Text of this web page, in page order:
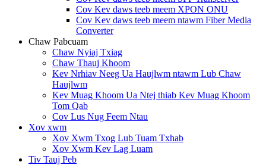
Cov Kev daws teeb meem XPON ONU
Cov Kev daws teeb meem ntawm Fiber Media
Converter
Chaw Pabcuam
Chaw Nyiaj Txiag
Chaw Thauj Khoom
Kev Nrhiav Neeg Ua Haujlwm ntawm Lub Chaw
Haujlwm
Kev Muag Khoom Ua Ntej thiab Kev Muag Khoom
Tom Qab
Cov Lus Nug Feem Ntau
Xov xwm
Xov Xwm Txog Lub Tuam Txhab
Xov Xwm Kev Lag Luam
Tiv Tauj Peb